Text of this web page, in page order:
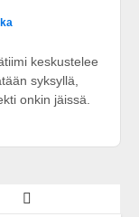
keskustelee
syksyllä,
onkin jäissä.